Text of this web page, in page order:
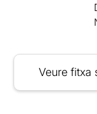
Veure fitxa